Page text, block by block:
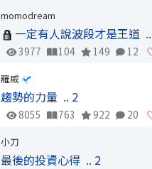
momodream
一定有人說波段才是王道 ..
3977 104 149 12
羅威
趨勢的力量 .. 2
8055 763 922 20
小刀
最後的投資心得 .. 2